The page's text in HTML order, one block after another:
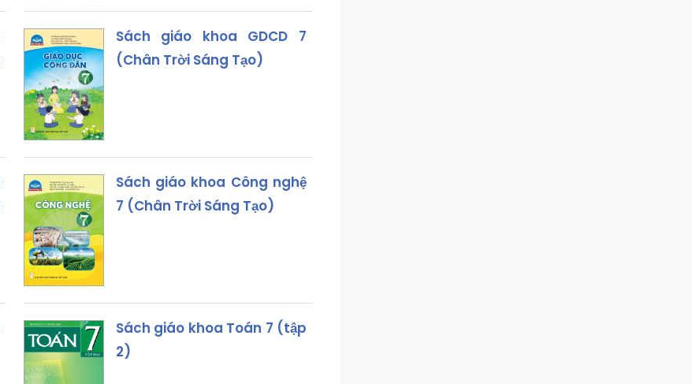
Sách giáo khoa GDCD 7
(Chân Trời Sáng Tạo)
Sách giáo khoa Công nghệ
7 (Chân Trời Sáng Tạo)
Sách giáo khoa Toán 7 (tập
2)